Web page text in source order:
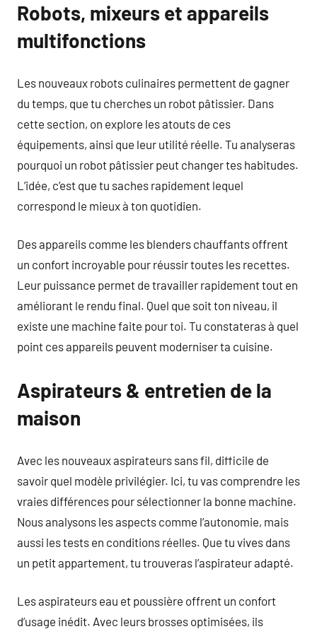
Robots, mixeurs et appareils
multifonctions
Les nouveaux robots culinaires permettent de gagner
du temps, que tu cherches un robot pâtissier. Dans
cette section, on explore les atouts de ces
équipements, ainsi que leur utilité réelle. Tu analyseras
pourquoi un robot pâtissier peut changer tes habitudes.
L’idée, c’est que tu saches rapidement lequel
correspond le mieux à ton quotidien.
Des appareils comme les blenders chauffants offrent
un confort incroyable pour réussir toutes les recettes.
Leur puissance permet de travailler rapidement tout en
améliorant le rendu final. Quel que soit ton niveau, il
existe une machine faite pour toi. Tu constateras à quel
point ces appareils peuvent moderniser ta cuisine.
Aspirateurs & entretien de la
maison
Avec les nouveaux aspirateurs sans fil, difficile de
savoir quel modèle privilégier. Ici, tu vas comprendre les
vraies différences pour sélectionner la bonne machine.
Nous analysons les aspects comme l’autonomie, mais
aussi les tests en conditions réelles. Que tu vives dans
un petit appartement, tu trouveras l’aspirateur adapté.
Les aspirateurs eau et poussière offrent un confort
d’usage inédit. Avec leurs brosses optimisées, ils